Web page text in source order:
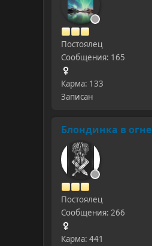
Постоялец
Сообщения: 165
Карма: 133
Записан
Блондинка в огне
Постоялец
Сообщения: 266
Карма: 441